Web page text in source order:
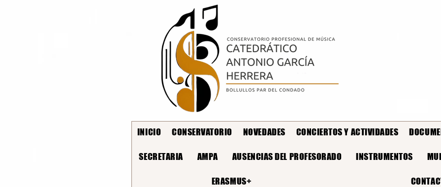
INICIO CONSERVATORIO NOVEDADES CONCIERTOS Y ACTIVIDADES
SECRETARIA AMPA AUSENCIAS DEL PROFESORADO INSTRUMENTOS
ERASMUS+